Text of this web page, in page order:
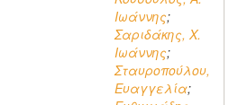
Ιωάννης;
Σαριδάκης, Χ.
Ιωάννης;
Σταυροπούλου,
Ευαγγελία;